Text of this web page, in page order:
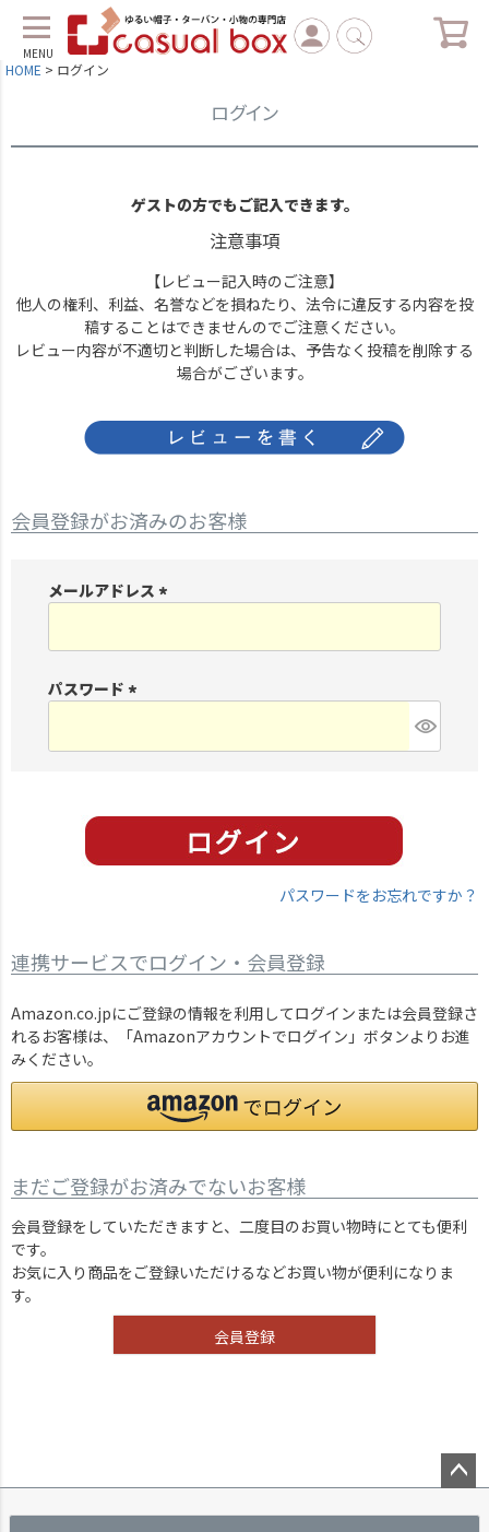
MENU
HOME ログイン
ログイン
ゲストの方でもご記入できます。
注意事項
【レビュー記入時のご注意】
他人の権利、利益、名誉などを損ねたり、法令に違反する内容を投
稿することはできませんのでご注意ください。
レビュー内容が不適切と判断した場合は、予告なく投稿を削除する
場合がございます。
会員登録がお済みのお客様
メールアドレス
パスワード
パスワードをお忘れですか？
連携サービスでログイン・会員登録
Amazon.co.jpにご登録の情報を利用してログインまたは会員登録さ
れるお客様は、「Amazonアカウントでログイン」ボタンよりお進
みください。
まだご登録がお済みでないお客様
会員登録をしていただきますと、二度目のお買い物時にとても便利
です。
お気に入り商品をご登録いただけるなどお買い物が便利になりま
す。
会員登録